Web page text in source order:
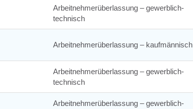
Arbeitnehmerüberlassung – gewerblich-
technisch
Arbeitnehmerüberlassung – kaufmännisch
Arbeitnehmerüberlassung – gewerblich-
technisch
Arbeitnehmerüberlassung – gewerblich-